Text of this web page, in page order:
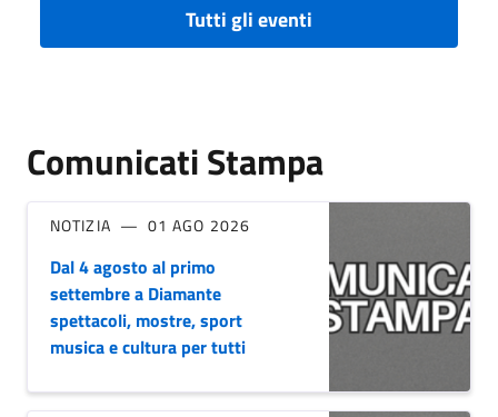
Tutti gli eventi
Comunicati Stampa
NOTIZIA 01 AGO 2026
Dal 4 agosto al primo
settembre a Diamante
spettacoli, mostre, sport
musica e cultura per tutti